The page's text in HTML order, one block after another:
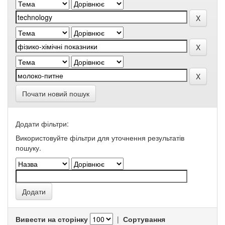
Почати новий пошук
Додати фільтри:
Використовуйте фільтри для уточнення результатів
пошуку.
Вивести на сторінку | Сортування